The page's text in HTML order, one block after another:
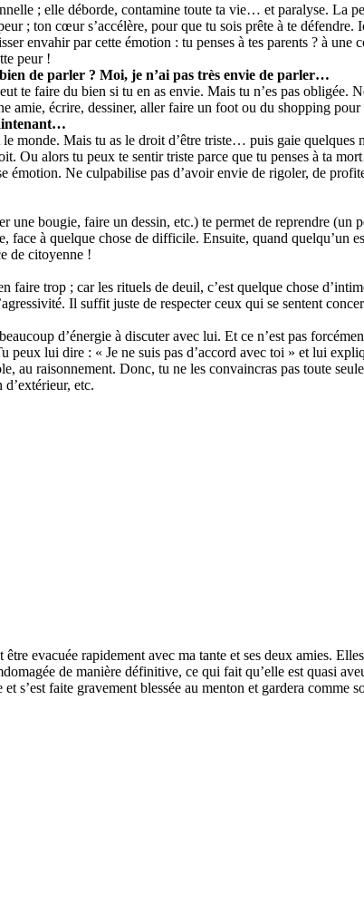
; elle déborde, contamine toute ta vie… et paralyse. La
; ton cœur s’accélère, pour que tu sois prête à te
envahir par cette émotion : tu penses à tes parents ? à une
peur !
de parler ? Moi, je n’ai pas très envie de parler…
te faire du bien si tu en as envie. Mais tu n’es pas obligée.
amie, écrire, dessiner, aller faire un foot ou du shopping pour
monde. Mais tu as le droit d’être triste… puis gaie
Ou alors tu peux te sentir triste parce que tu penses à ta
Ne culpabilise pas d’avoir envie de rigoler, de
une bougie, faire un dessin, etc.) te permet de reprendre
à quelque chose de difficile. Ensuite, quand quelqu’un
de citoyenne !
faire trop ; car les rituels de deuil, c’est quelque chose
Il suffit juste de respecter ceux qui se sentent
d’énergie à discuter avec lui. Et ce n’est pas
peux lui dire : « Je ne suis pas d’accord avec toi » et lui
au raisonnement. Donc, tu ne les convaincras pas toute
etc.
evacuée rapidement avec ma tante et ses deux amies.
de manière définitive, ce qui fait qu’elle est quasi
s’est faite gravement blessée au menton et gardera